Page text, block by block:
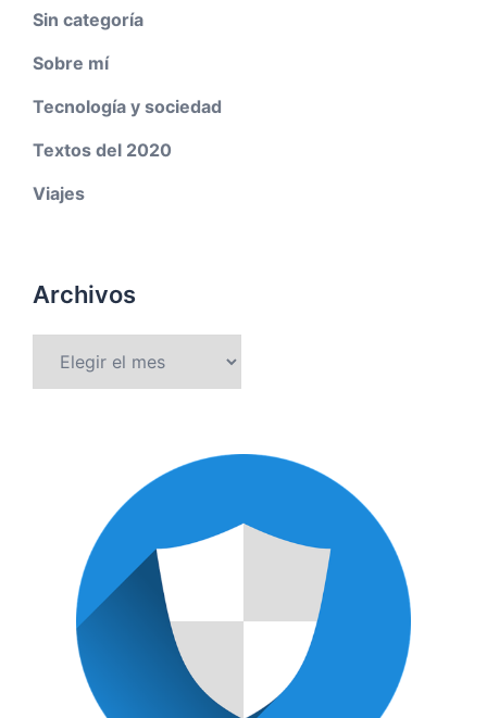
Sin categoría
Sobre mí
Tecnología y sociedad
Textos del 2020
Viajes
Archivos